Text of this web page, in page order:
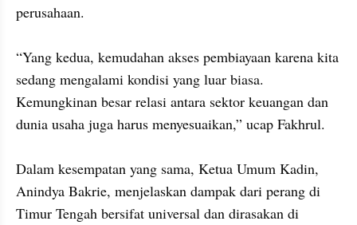
perusahaan.
“Yang kedua, kemudahan akses pembiayaan karena kita
sedang mengalami kondisi yang luar biasa.
Kemungkinan besar relasi antara sektor keuangan dan
dunia usaha juga harus menyesuaikan,” ucap Fakhrul.
Dalam kesempatan yang sama, Ketua Umum Kadin,
Anindya Bakrie, menjelaskan dampak dari perang di
Timur Tengah bersifat universal dan dirasakan di